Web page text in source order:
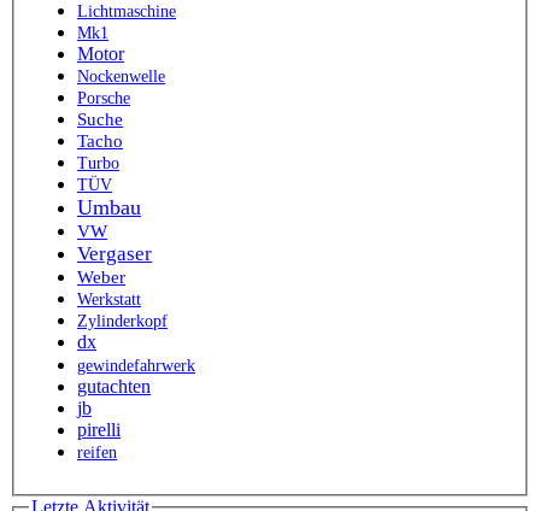
Lichtmaschine
Mk1
Motor
Nockenwelle
Porsche
Suche
Tacho
Turbo
TÜV
Umbau
VW
Vergaser
Weber
Werkstatt
Zylinderkopf
dx
gewindefahrwerk
gutachten
jb
pirelli
reifen
Letzte Aktivität